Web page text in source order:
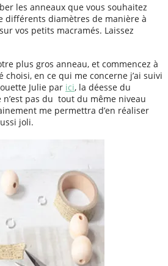
les anneaux que vous souhaitez
différents diamètres de manière à
vos petits macramés. Laissez
plus gros anneau, et commencez à
choisi, en ce qui me concerne j’ai suivi
Julie par ici, la déesse du
n’est pas du tout du même niveau
me permettra d’en réaliser
joli.